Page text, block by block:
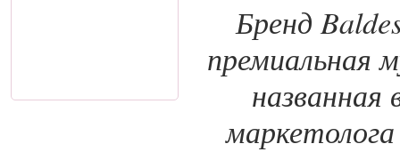
Бренд
премиальная
названная